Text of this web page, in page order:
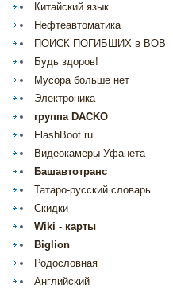
Китайский язык
Нефтеавтоматика
ПОИСК ПОГИБШИХ в ВОВ
Будь здоров!
Мусора больше нет
Электроника
группа DACKO
FlashBoot.ru
Видеокамеры Уфанета
Башавтотранс
Татаро-русский словарь
Скидки
Wiki - карты
Biglion
Родословная
Английский